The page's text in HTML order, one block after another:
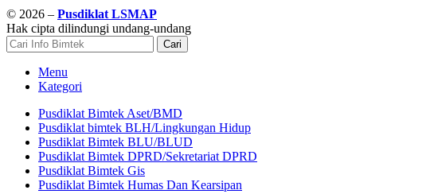
© 2026 – Pusdiklat LSMAP
Hak cipta dilindungi undang-undang
Cari
Menu
Kategori
Pusdiklat Bimtek Aset/BMD
Pusdiklat bimtek BLH/Lingkungan Hidup
Pusdiklat Bimtek BLU/BLUD
Pusdiklat Bimtek DPRD/Sekretariat DPRD
Pusdiklat Bimtek Gis
Pusdiklat Bimtek Humas Dan Kearsipan